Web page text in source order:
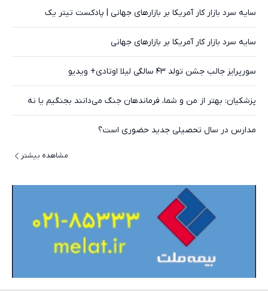
سایه سرد بازار کار آمریکا بر بازارهای جهانی | پادکست تیتر یک
سایه سرد بازار کار آمریکا بر بازارهای جهانی
سورپرایز جالب جشن تولد ۴۳ سالگی‌ لیلا اوتادی+ ویدیو
پزشکیان: بهتر از من و شما، فرماندهان جنگ می‌دانند بجنگیم یا نه
مدارس در سال تحصیلی جدید حضوری است؟
مشاهده بیشتر